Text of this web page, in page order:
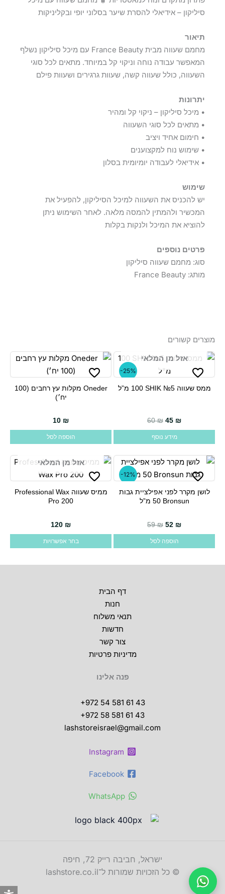
סיליקון – אידיאלי להסרת שיער בסלוני יופי ובקליניקות
תיאור
מחמם שעווה מבית France Beauty עם מיכל סיליקון נשלף
המאפשר עבודה נוחה וניקוי קל במיוחד. מתאים לכל סוגי
השעווה, כולל שעווה קשה, שעוות גרגירים ושעוות פילם
יתרונות
• מיכל סיליקון – ניקוי קל ומהיר
• מתאים לכל סוגי השעווה
• חימום אחיד ויציב
• שימוש נוח למקצוענים
• אידיאלי לעבודה יומיומית בסלון
שימוש
יש להכניס את השעווה למיכל הסיליקון, להפעיל את
המכשיר ולהמתין להמסה מלאה. לאחר השימוש ניתן
להוציא את המיכל ולנקות בקלות
פרטים נוספים
סוג: מחמם שעווה סיליקון
מותג: France Beauty
מוצרים קשורים
-25%
אזל מן המלאי
ממס שעווה SHIK №5 ‏100 מ”ל
60₪ 45 ₪
מידע נוסף
Oneder מקלות עץ רחבים (100
יח׳)
10 ₪
הוספה לסל
-12%
לושן מקרר לפני אפילציית גבות
Bronsun ‏50 מ”ל
59₪ 52 ₪
הוספה לסל
אזל מן המלאי
ממיס שעווה Professional Wax
Pro 200
120 ₪
בחר אפשרויות
למוצר
האפשרויות
בעמוד
המוצר
דף הבית
חנות
תנאי משלוח
חדשות
צור קשר
מדיניות פרטיות
פנה אלינו
+972 54 581 61 43
+972 58 581 61 43
lashstoreisrael@gmail.com
Instagram
Facebook
WhatsApp
ישראל, חביבה רייק 72, חיפה
© כל הזכויות שמורות ל־lashstore.co.il